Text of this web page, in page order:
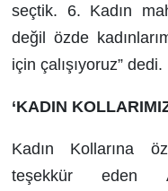
seçtik. 6. Kadın
değil özde
için çalışıyoruz” dedi.
‘KADIN
Kadın Kollarına
teşekkür eden